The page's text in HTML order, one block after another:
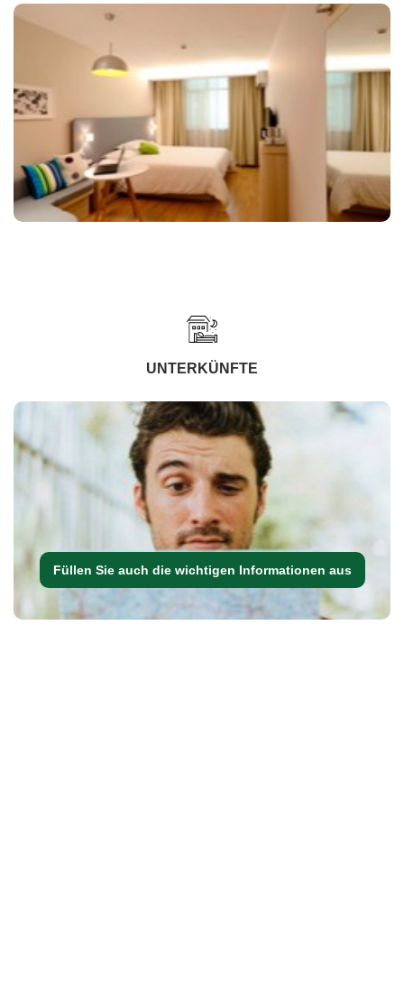
UNTERKÜNFTE
Füllen Sie auch die wichtigen Informationen aus